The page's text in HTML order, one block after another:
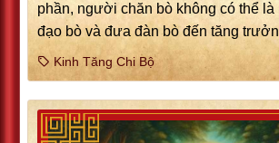
phần, người chăn bò không có thể
đạo bò và đưa đàn bò đến tăng
Kinh Tăng Chi Bộ